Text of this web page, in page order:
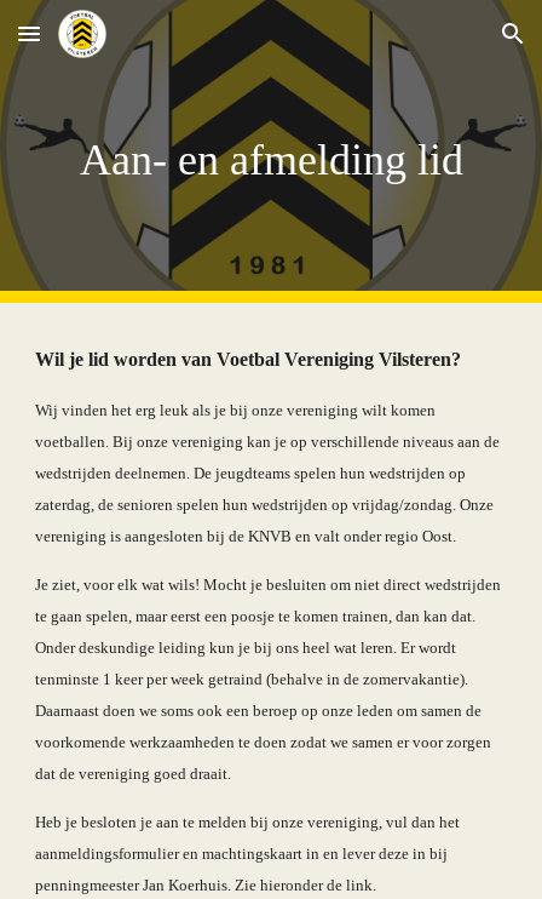
Skip to main content Skip to navigation
Aan- en afmelding lid
Wil je lid worden van Voetbal Vereniging Vilsteren?
Wij vinden het erg leuk als je bij onze vereniging wilt komen
voetballen. Bij onze vereniging kan je op verschillende niveaus aan de
wedstrijden deelnemen. De jeugdteams spelen hun wedstrijden op
zaterdag, de senioren spelen hun wedstrijden op vrijdag/zondag. Onze
vereniging is aangesloten bij de KNVB en valt onder regio Oost.
Je ziet, voor elk wat wils! Mocht je besluiten om niet direct wedstrijden
te gaan spelen, maar eerst een poosje te komen trainen, dan kan dat.
Onder deskundige leiding kun je bij ons heel wat leren. Er wordt
tenminste 1 keer per week getraind (behalve in de zomervakantie).
Daarnaast doen we soms ook een beroep op onze leden om samen de
voorkomende werkzaamheden te doen zodat we samen er voor zorgen
dat de vereniging goed draait.
Heb je besloten je aan te melden bij onze vereniging, vul dan het
aanmeldingsformulier en machtingskaart in en lever deze in bij
penningmeester Jan Koerhuis. Zie hieronder de link.